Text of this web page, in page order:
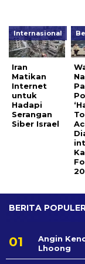
Internasional
Iran
Matikan
Internet
untuk
Hadapi
Serangan
Siber Israel
BERITA
Angin
Lhoong